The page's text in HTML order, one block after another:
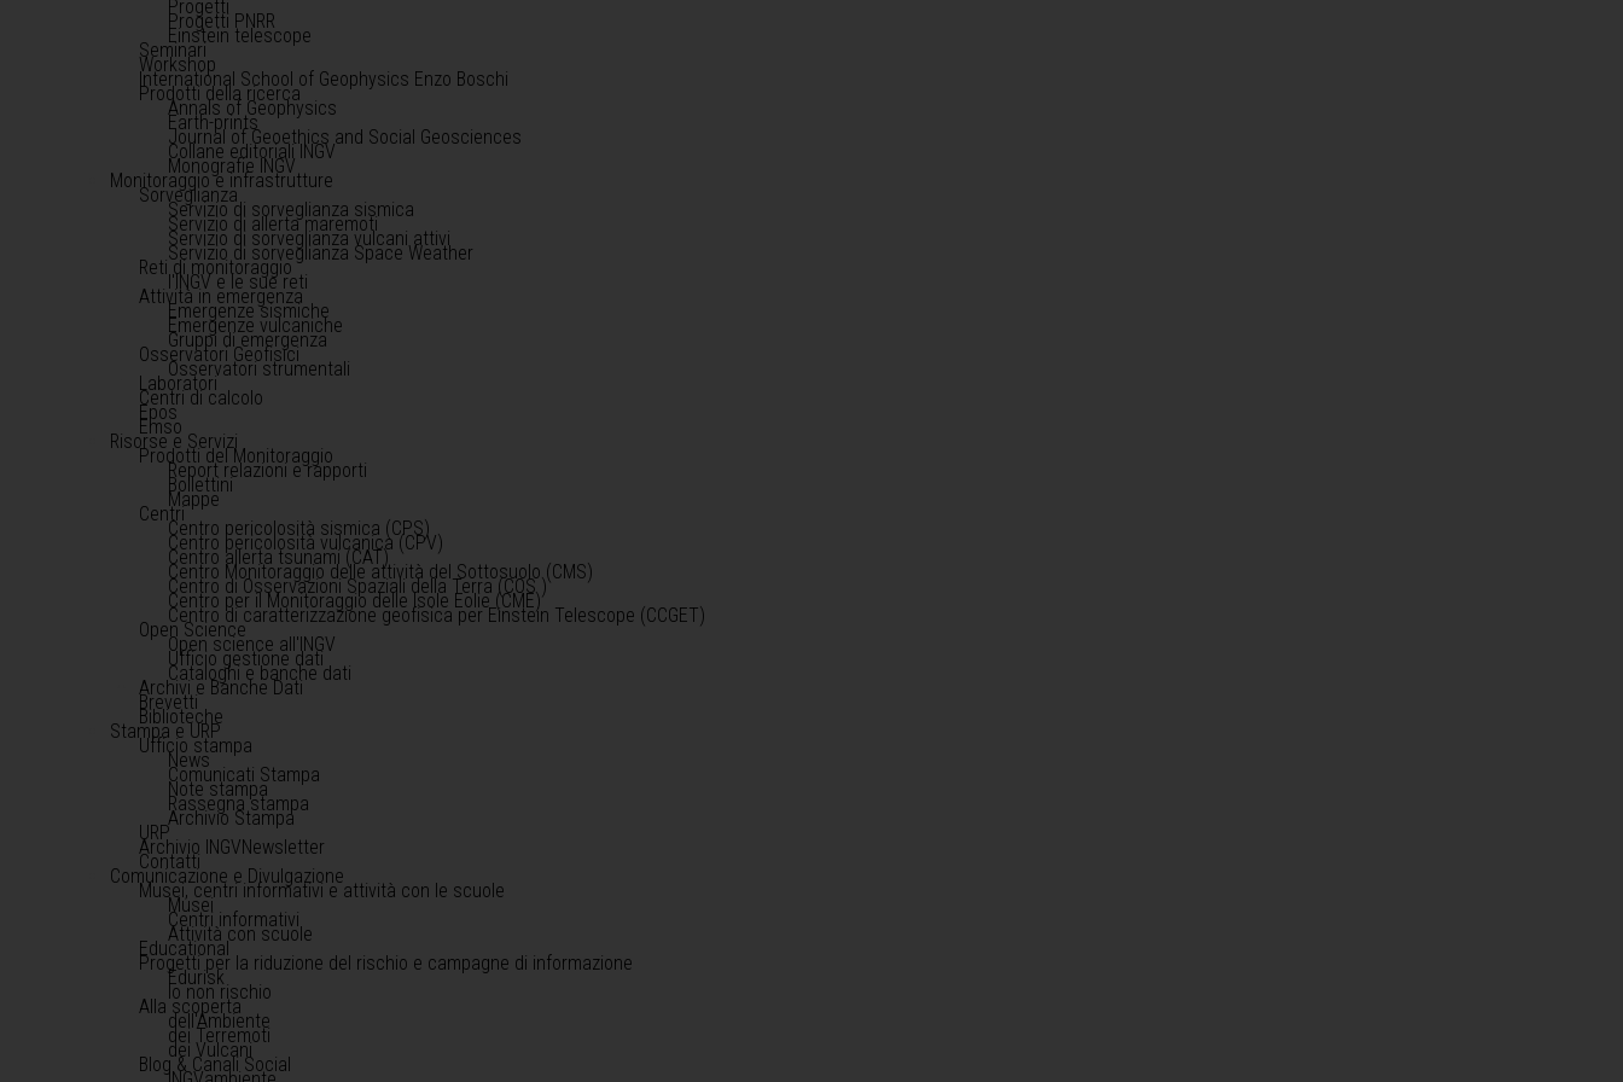
Progetti
Progetti PNRR
Einstein telescope
Seminari
Workshop
International School of Geophysics Enzo Boschi
Prodotti della ricerca
Annals of Geophysics
Earth-prints
Journal of Geoethics and Social Geosciences
Collane editoriali INGV
Monografie INGV
Monitoraggio e infrastrutture
Sorveglianza
Servizio di sorveglianza sismica
Servizio di allerta maremoti
Servizio di sorveglianza vulcani attivi
Servizio di sorveglianza Space Weather
Reti di monitoraggio
l'INGV e le sue reti
Attività in emergenza
Emergenze sismiche
Emergenze vulcaniche
Gruppi di emergenza
Osservatori Geofisici
Osservatori strumentali
Laboratori
Centri di calcolo
Epos
Emso
Risorse e Servizi
Prodotti del Monitoraggio
Report relazioni e rapporti
Bollettini
Mappe
Centri
Centro pericolosità sismica (CPS)
Centro pericolosità vulcanica (CPV)
Centro allerta tsunami (CAT)
Centro Monitoraggio delle attività del Sottosuolo (CMS)
Centro di Osservazioni Spaziali della Terra (COS )
Centro per il Monitoraggio delle Isole Eolie (CME)
Centro di caratterizzazione geofisica per Einstein Telescope (CCGET)
Open Science
Open science all'INGV
Ufficio gestione dati
Cataloghi e banche dati
Archivi e Banche Dati
Brevetti
Biblioteche
Stampa e URP
Ufficio stampa
News
Comunicati Stampa
Note stampa
Rassegna stampa
Archivio Stampa
URP
Archivio INGVNewsletter
Contatti
Comunicazione e Divulgazione
Musei, centri informativi e attività con le scuole
Musei
Centri informativi
Attività con scuole
Educational
Progetti per la riduzione del rischio e campagne di informazione
Edurisk
Io non rischio
Alla scoperta
dell'Ambiente
dei Terremoti
dei Vulcani
Blog & Canali Social